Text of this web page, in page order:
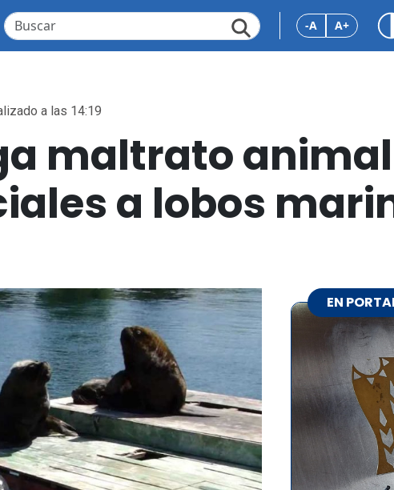
-A A+
a las 14:19
maltrato
a lobos
EN